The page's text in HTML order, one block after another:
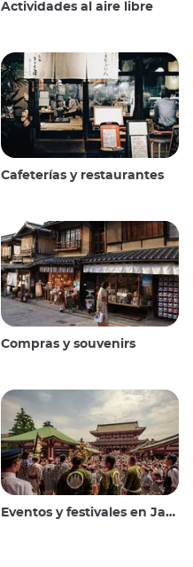
Actividades al aire libre
Cafeterías y restaurantes
Compras y souvenirs
Eventos y festivales en Japón